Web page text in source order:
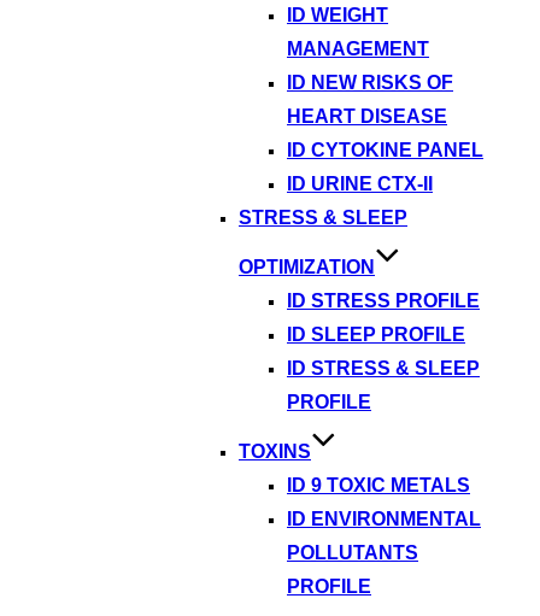
ID WEIGHT
MANAGEMENT
ID NEW RISKS OF
HEART DISEASE
ID CYTOKINE PANEL
ID URINE CTX-II
STRESS & SLEEP
OPTIMIZATION
ID STRESS PROFILE
ID SLEEP PROFILE
ID STRESS & SLEEP
PROFILE
TOXINS
ID 9 TOXIC METALS
ID ENVIRONMENTAL
POLLUTANTS
PROFILE